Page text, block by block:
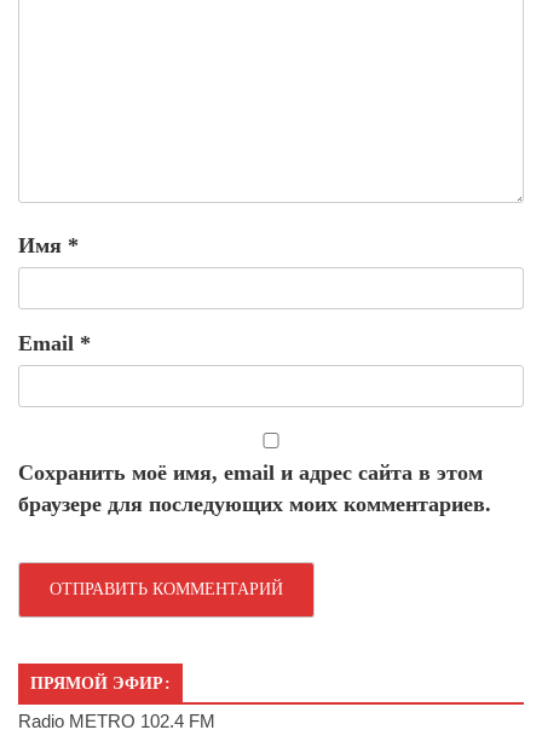
Имя *
Email *
Сохранить моё имя, email и адрес сайта в этом
браузере для последующих моих комментариев.
ПРЯМОЙ ЭФИР:
Radio METRO 102.4 FM